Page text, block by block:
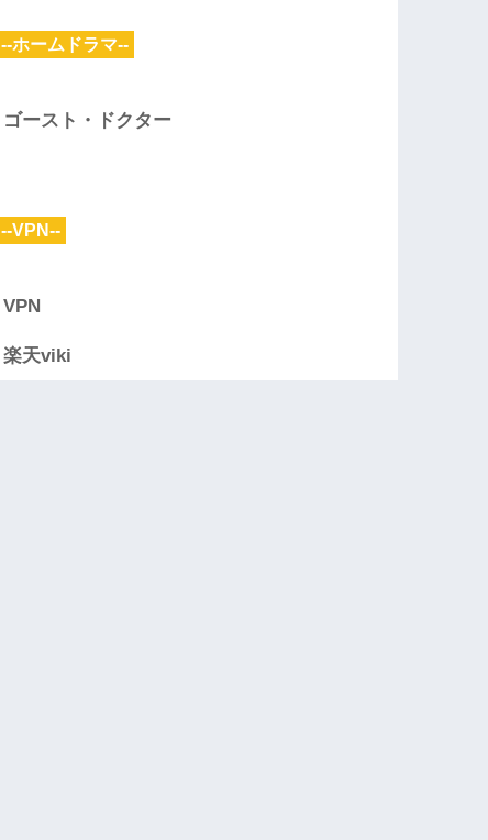
--ホームドラマ--
ゴースト・ドクター
--VPN--
VPN
楽天viki